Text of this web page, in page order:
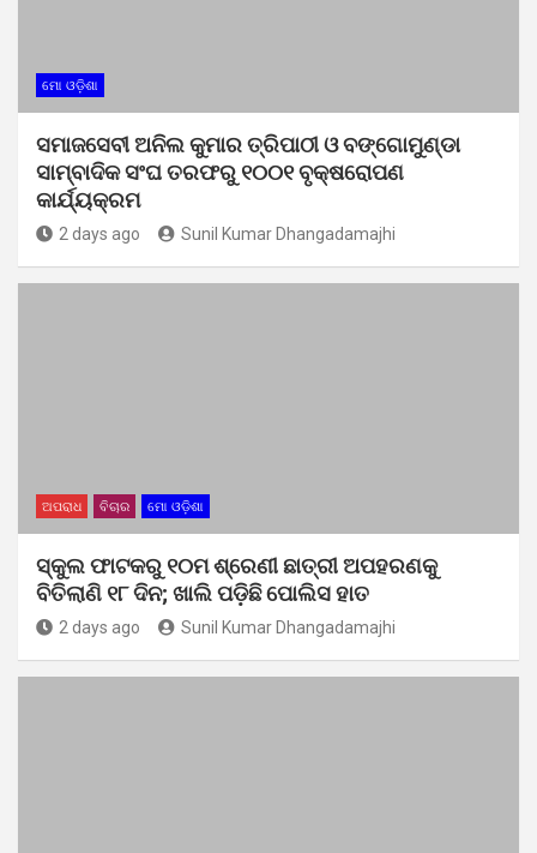
ମୋ ଓଡ଼ିଶା
ସମାଜସେବୀ ଅନିଲ କୁମାର ତ୍ରିପାଠୀ ଓ ବଙ୍ଗୋମୁଣ୍ଡା
ସାମ୍ବାଦିକ ସଂଘ ତରଫରୁ ୧୦୦୧ ବୃକ୍ଷରୋପଣ
କାର୍ଯ୍ୟକ୍ରମ
2 days ago Sunil Kumar Dhangadamajhi
ଅପରାଧ ବିଚାର ମୋ ଓଡ଼ିଶା
ସ୍କୁଲ ଫାଟକରୁ ୧୦ମ ଶ୍ରେଣୀ ଛାତ୍ରୀ ଅପହରଣକୁ
ବିତିଲାଣି ୧୮ ଦିନ; ଖାଲି ପଡ଼ିଛି ପୋଲିସ ହାତ
2 days ago Sunil Kumar Dhangadamajhi